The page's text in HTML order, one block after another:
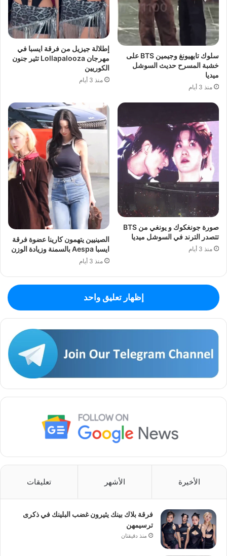
سلوك تايهيونغ وجيمين BTS على
خشبة المسرح حديث السوشل
ميديا
منذ 3 أيام
إطلالة جيزيل من فرقة ايسبا في
مهرجان Lollapalooza تثير جنون
الكوريين
منذ 3 أيام
صورة جونغكوك و يونغي من BTS
تتصدر الترند في السوشل ميديا
منذ 3 أيام
الصينيين يتهمون كارينا عضوة فرقة
ايسبا Aespa بالسمنة وزيادة الوزن
منذ 3 أيام
إظهار تعليق واحد
الأخيرة الأشهر تعليقات
فرقة بلاك بينك يثيرون غضب البلينك في ذكرى
ترسيمهن
منذ دقيقتان